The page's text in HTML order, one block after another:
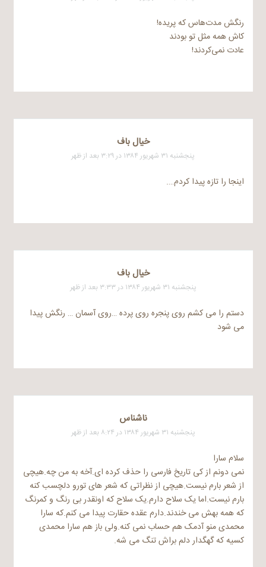
رنگش مدت‌هاس که پریده!
کاش همه مثل تو بودند
عادت نمی‌کردند!
خيال باف
پنجشنبه ۳۱ شهریور ۱۳۸۴ در ۳:۲۹ بعد از ظهر
اینجا را تازه پیدا کردم….
خيال باف
پنجشنبه ۳۱ شهریور ۱۳۸۴ در ۳:۳۳ بعد از ظهر
دستم را می کشم روی پنجره روی پرده …روی آسمان … رنگش پیدا
می شود
ناشناس
پنجشنبه ۳۱ شهریور ۱۳۸۴ در ۸:۲۴ بعد از ظهر
سلام سارا
نمی دونم از کی تاریخ فارسی را حذف کرده ای.آخه به من چه.هیچی
از شعر بارم نیست.هیچی از نظراتی که شعر های تورو دلچسب کنه
بارم نیست.اما یک سلاح دارم.یک سلاح که اونقدر بی رنگ و کمرنگ
که همه بهش می خندند.دارم عقده حقارت پیدا می کنم.که سارا
محمدی منو آدمک هم حساب نمی کنه.ولی باز هم سارا محمدی
کسیه که گهگدار دلم براش تنگ می شه.